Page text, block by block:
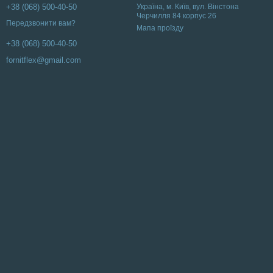
+38 (068) 500-40-50
Передзвонити вам?
+38 (068) 500-40-50
fornitflex@gmail.com
Українa, м. Київ, вул. Вінстона
Черчилля 84 корпус 26
Мапа проїзду